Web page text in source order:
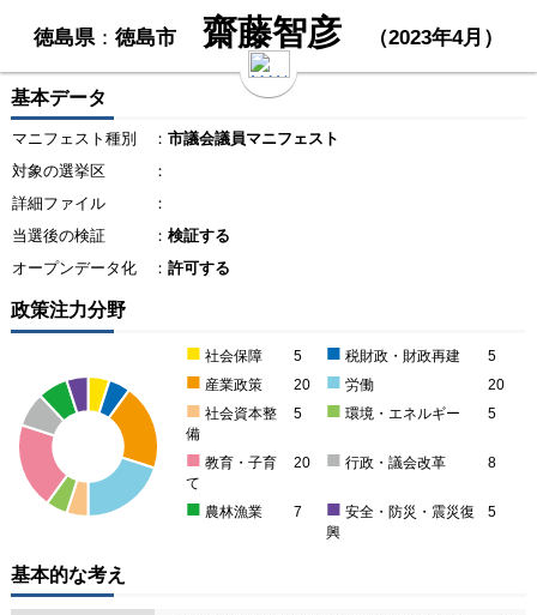
徳島県：徳島市 齋藤智彦 （2023年4月）
基本データ
マニフェスト種別 ： 市議会議員マニフェスト
対象の選挙区
：
詳細ファイル
：
当選後の検証
： 検証する
オープンデータ化
： 許可する
政策注力分野
■ 社会保障 5 ■ 税財政・財政再建 5
■ 産業政策 20 ■ 労働 20
■ 社会資本整
備
5 ■ 環境・エネルギー 5
■ 教育・子育
て
20 ■ 行政・議会改革 8
■ 農林漁業 7 ■ 安全・防災・震災復
興
5
基本的な考え